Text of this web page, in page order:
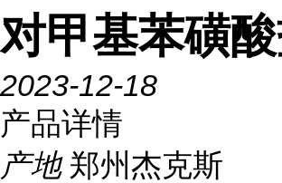
对甲基苯磺
2023-12-18
产品详情
产地 郑州杰克斯